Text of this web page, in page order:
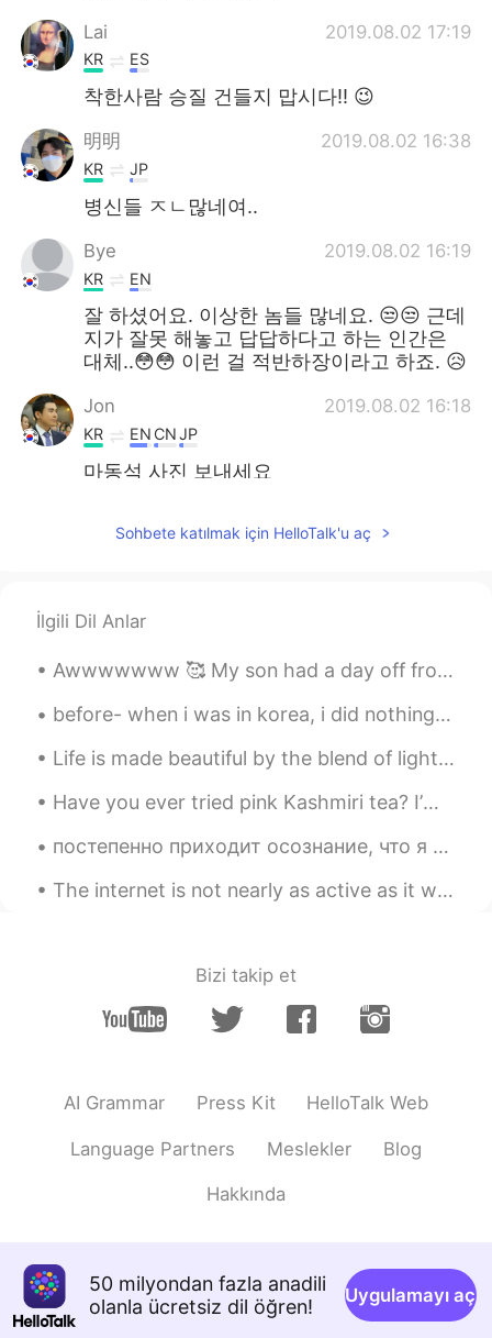
Lai 2019.08.02 17:19
KR ES
착한사람 승질 건들지 맙시다!! 😉
明明 2019.08.02 16:38
KR JP
병신들 ㅈㄴ많네여..
Bye 2019.08.02 16:19
KR EN
잘 하셨어요. 이상한 놈들 많네요. 😒😒 근데
지가 잘못 해놓고 답답하다고 하는 인간은
대체..😳😳 이런 걸 적반하장이라고 하죠. 😥
Jon 2019.08.02 16:18
KR EN CNJP
마동석 사진 보내세요
EN
民宇Minwoo
KR JP
잘했어요
태기 2019.08.02 16:13
Sohbete katılmak için HelloTalk'u aç
İlgili Dil Anlar
Awwwwwww 🥰 My son had a day off from high school, but my daughter still had to attend her primary...
before- when i was in korea, i did nothing all day, so i rode a bike @ 2am for 4 hours to han riv...
Life is made beautiful by the blend of light and shadow. We wouldn’t be able to see the light wit...
Have you ever tried pink Kashmiri tea? I’m a big fan of tea. I recommend you try it. It’s great ...
постепенно приходит осознание, что я живу свою лучшую жизнь сейчас.🥰💕 я живу в замечательной квар...
The internet is not nearly as active as it was last month. It seems like most people are out and ...
Bizi takip et
AI Grammar Press Kit HelloTalk Web
Language Partners Meslekler Blog
Hakkında
50 milyondan fazla anadili
olanla ücretsiz dil öğren!
Uygulamayı aç